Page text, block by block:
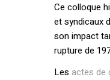
Ce colloque
et syndicaux
son impact
rupture de
Les actes de